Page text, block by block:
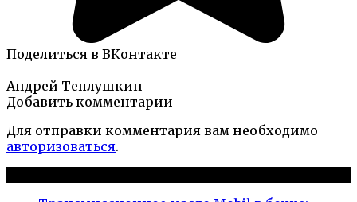
Поделиться в ВКонтакте
Андрей Теплушкин
Добавить комментарии
Для отправки комментария вам необходимо
авторизоваться.